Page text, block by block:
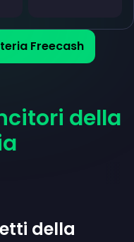
Freecash
della
della